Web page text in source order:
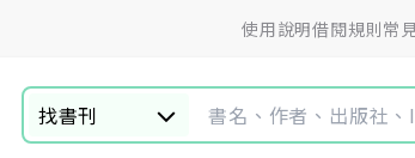
使用說明借閱規則常
找書刊